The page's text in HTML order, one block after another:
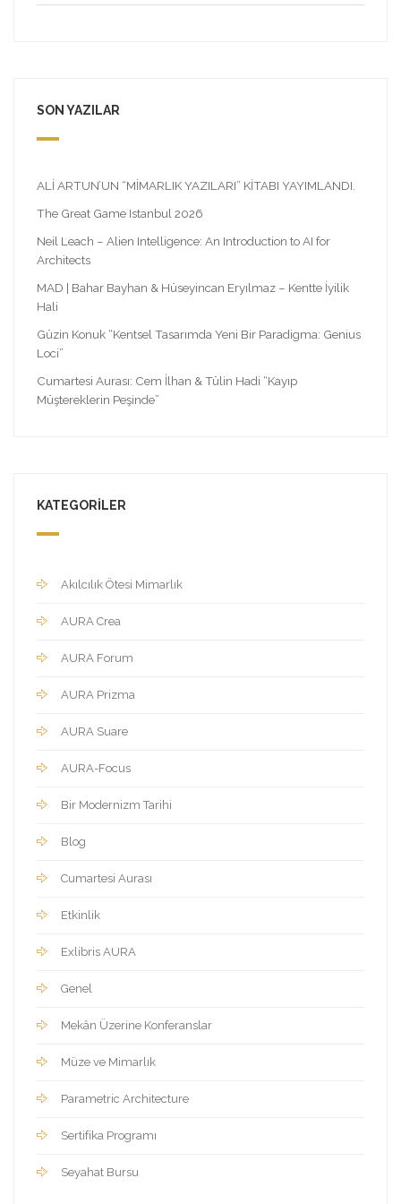
SON YAZILAR
ALİ ARTUN’UN “MİMARLIK YAZILARI” KİTABI YAYIMLANDI.
The Great Game Istanbul 2026
Neil Leach – Alien Intelligence: An Introduction to AI for
Architects
MAD | Bahar Bayhan & Hüseyincan Eryılmaz – Kentte İyilik
Hali
Güzin Konuk “Kentsel Tasarımda Yeni Bir Paradigma: Genius
Loci”
Cumartesi Aurası: Cem İlhan & Tülin Hadi “Kayıp
Müştereklerin Peşinde”
KATEGORILER
Akılcılık Ötesi Mimarlık
AURA Crea
AURA Forum
AURA Prizma
AURA Suare
AURA-Focus
Bir Modernizm Tarihi
Blog
Cumartesi Aurası
Etkinlik
Exlibris AURA
Genel
Mekân Üzerine Konferanslar
Müze ve Mimarlık
Parametric Architecture
Sertifika Programı
Seyahat Bursu